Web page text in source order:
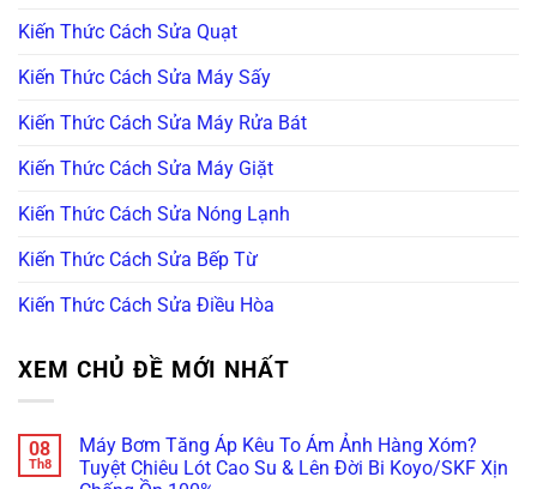
Kiến Thức Cách Sửa Quạt
Kiến Thức Cách Sửa Máy Sấy
Kiến Thức Cách Sửa Máy Rửa Bát
Kiến Thức Cách Sửa Máy Giặt
Kiến Thức Cách Sửa Nóng Lạnh
Kiến Thức Cách Sửa Bếp Từ
Kiến Thức Cách Sửa Điều Hòa
XEM CHỦ ĐỀ MỚI NHẤT
08
Th8
Máy Bơm Tăng Áp Kêu To Ám Ảnh Hàng Xóm?
Tuyệt Chiêu Lót Cao Su & Lên Đời Bi Koyo/SKF Xịn